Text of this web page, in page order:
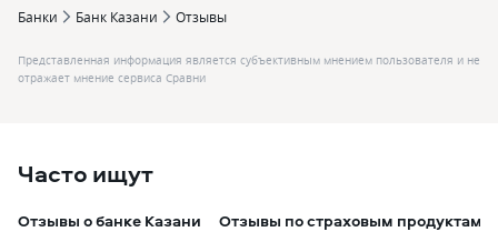
Банки Банк Казани Отзывы
Представленная информация является субъективным мнением пользователя и не
отражает мнение сервиса Сравни
Часто ищут
Отзывы о банке Казани Отзывы по страховым продуктам